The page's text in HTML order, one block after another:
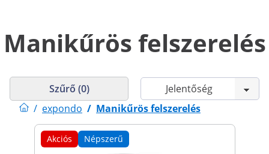
Manikűrös felszerelés
/ expondo / Manikűrös felszerelés
Szűrő (0)
Akciós Népszerű